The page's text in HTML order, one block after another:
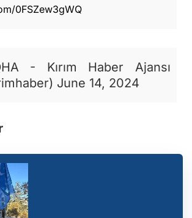
0FSZew3gWQ
- Kırım Haber Ajansı
June 14, 2024